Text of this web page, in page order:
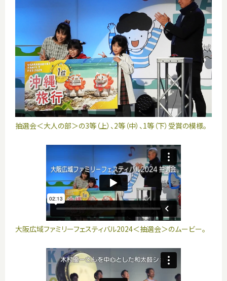
抽選会＜大人の部＞の3等（上）、2等（中）、1等（下）受賞の模様。
大阪広域ファミリーフェスティバル2024＜抽選会＞のムービー。